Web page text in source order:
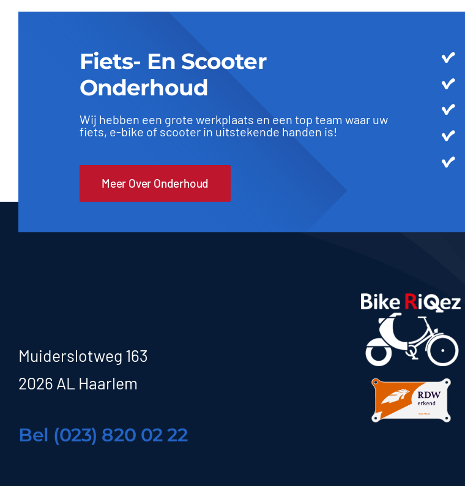
Fiets- En Scooter
Onderhoud
Wij hebben een grote werkplaats en een top team waar uw
fiets, e-bike of scooter in uitstekende handen is!
Meer Over Onderhoud
Muiderslotweg 163
2026 AL Haarlem
Bel (023) 820 02 22